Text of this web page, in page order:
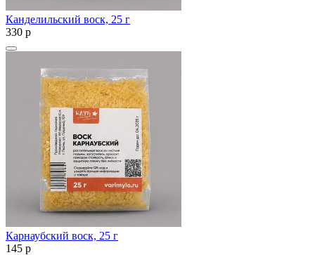
Канделильский воск, 25 г
330 p
Карнаубский воск, 25 г
145 p